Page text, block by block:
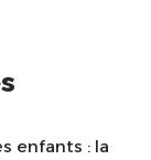
enfants : la